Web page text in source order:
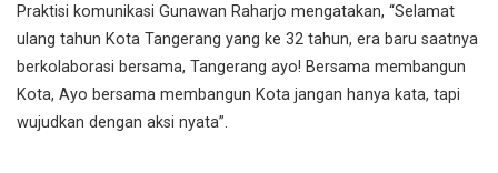
Praktisi komunikasi Gunawan Raharjo mengatakan, “Selamat
ulang tahun Kota Tangerang yang ke 32 tahun, era baru saatnya
berkolaborasi bersama, Tangerang ayo! Bersama membangun
Kota, Ayo bersama membangun Kota jangan hanya kata, tapi
wujudkan dengan aksi nyata”.